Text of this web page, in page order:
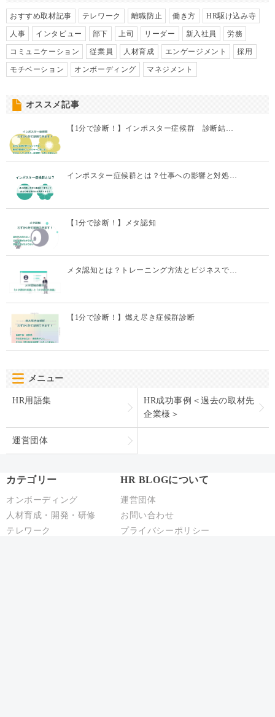
おすすめ取材記事 テレワーク 離職防止 働き方 HR駆け込み寺
人事 インタビュー 部下 上司 リーダー 新入社員 労務
コミュニケーション 従業員 人材育成 エンゲージメント 採用
モチベーション オンボーディング マネジメント
オススメ記事
【1分で診断！】インポスター症候群 診断結…
インポスター症候群とは？仕事への影響と対処…
【1分で診断！】メタ認知
メタ認知とは？トレーニング方法とビジネスで…
【1分で診断！】燃え尽き症候群診断
メニュー
HR用語集
HR成功事例＜過去の取材先
企業様＞
運営団体
カテゴリー
オンボーディング
人材育成・開発・研修
テレワーク
HR BLOGについて
運営団体
お問い合わせ
プライバシーポリシー